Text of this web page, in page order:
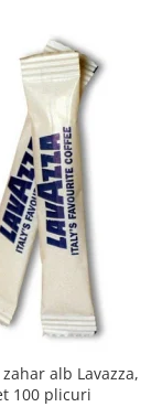
alb Lavazza,
100 plicuri